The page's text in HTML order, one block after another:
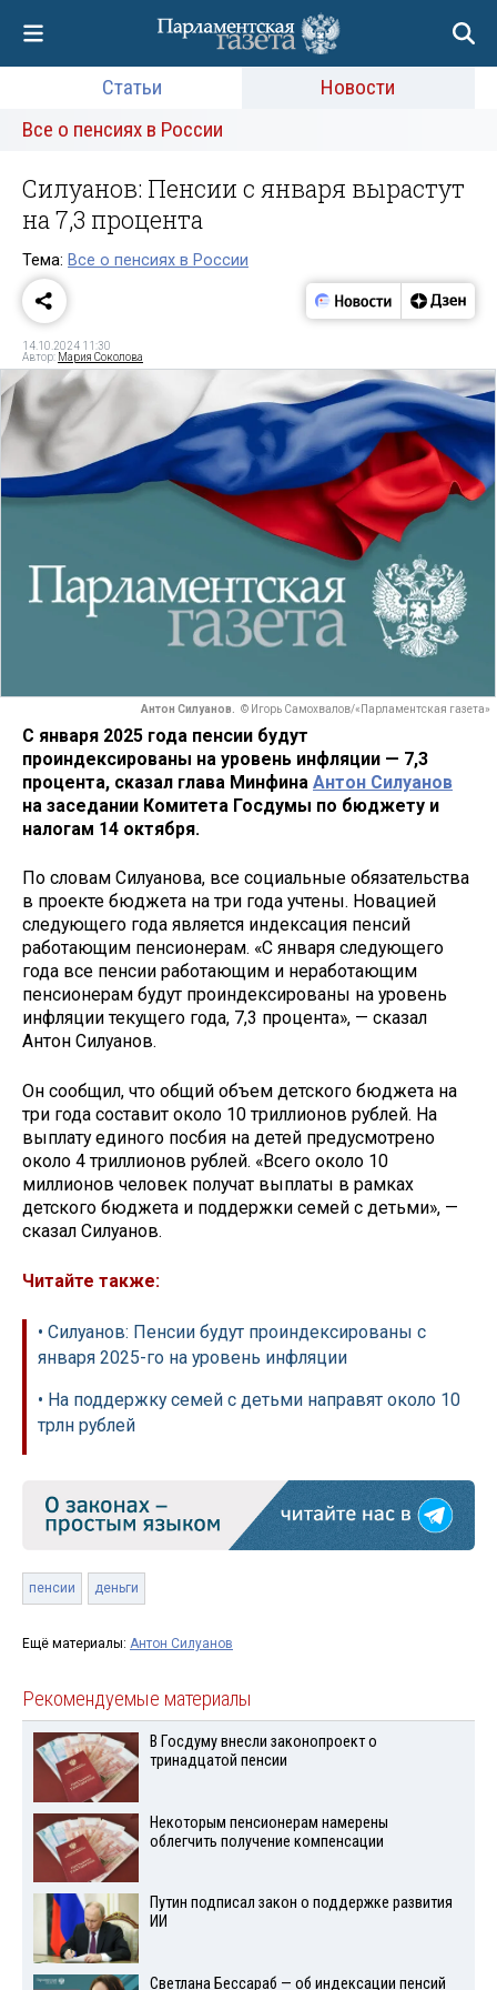
Статьи
Новости
Все о пенсиях в России
Силуанов: Пенсии с января вырастут
на 7,3 процента
Тема: Все о пенсиях в России
14.10.2024 11:30
Автор: Мария Соколова
Антон Силуанов. © Игорь Самохвалов/«Парламентская газета»
С января 2025 года пенсии будут
проиндексированы на уровень инфляции — 7,3
процента, сказал глава Минфина Антон Силуанов
на заседании Комитета Госдумы по бюджету и
налогам 14 октября.
По словам Силуанова, все социальные обязательства
в проекте бюджета на три года учтены. Новацией
следующего года является индексация пенсий
работающим пенсионерам. «С января следующего
года все пенсии работающим и неработающим
пенсионерам будут проиндексированы на уровень
инфляции текущего года, 7,3 процента», — сказал
Антон Силуанов.
Он сообщил, что общий объем детского бюджета на
три года составит около 10 триллионов рублей. На
выплату единого посбия на детей предусмотрено
около 4 триллионов рублей. «Всего около 10
миллионов человек получат выплаты в рамках
детского бюджета и поддержки семей с детьми», —
сказал Силуанов.
Читайте также:
• Силуанов: Пенсии будут проиндексированы с
января 2025-го на уровень инфляции
• На поддержку семей с детьми направят около 10
трлн рублей
пенсии деньги
Ещё материалы: Антон Силуанов
Рекомендуемые материалы
В Госдуму внесли законопроект о
тринадцатой пенсии
Некоторым пенсионерам намерены
облегчить получение компенсации
Путин подписал закон о поддержке развития
ИИ
Светлана Бессараб — об индексации пенсий